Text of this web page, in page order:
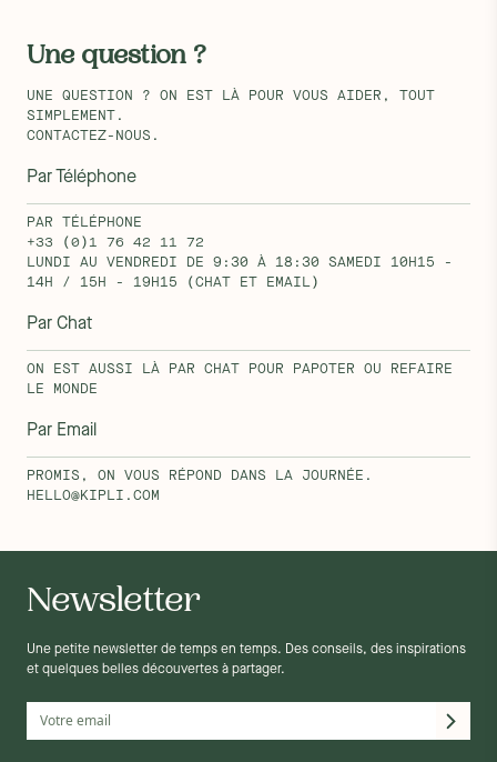
Une question ?
UNE QUESTION ? ON EST LÀ POUR VOUS AIDER, TOUT
SIMPLEMENT.
CONTACTEZ-NOUS.
Par Téléphone
PAR TÉLÉPHONE
+33 (0)1 76 42 11 72
LUNDI AU VENDREDI DE 9:30 À 18:30 SAMEDI 10H15 -
14H / 15H - 19H15 (CHAT ET EMAIL)
Par Chat
ON EST AUSSI LÀ PAR CHAT POUR PAPOTER OU REFAIRE
LE MONDE
Par Email
PROMIS, ON VOUS RÉPOND DANS LA JOURNÉE.
HELLO@KIPLI.COM
Newsletter
Une petite newsletter de temps en temps. Des conseils, des inspirations
et quelques belles découvertes à partager.